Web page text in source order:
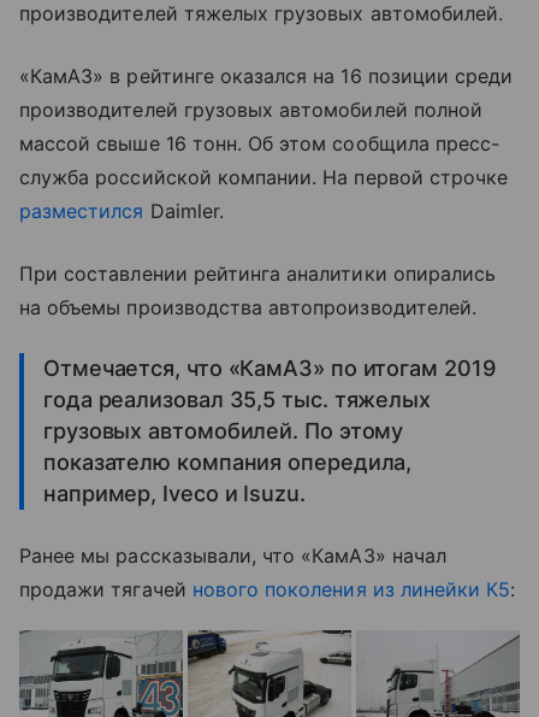
производителей тяжелых грузовых автомобилей.
«КамАЗ» в рейтинге оказался на 16 позиции среди
производителей грузовых автомобилей полной
массой свыше 16 тонн. Об этом сообщила пресс-
служба российской компании. На первой строчке
разместился Daimler.
При составлении рейтинга аналитики опирались
на объемы производства автопроизводителей.
Отмечается, что «КамАЗ» по итогам 2019
года реализовал 35,5 тыс. тяжелых
грузовых автомобилей. По этому
показателю компания опередила,
например, Iveco и Isuzu.
Ранее мы рассказывали, что «КамАЗ» начал
продажи тягачей нового поколения из линейки К5: